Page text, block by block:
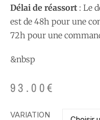
Délai de réassort : Le
est de 48h pour une
72h pour une
&nbsp
93.00€
VARIATION